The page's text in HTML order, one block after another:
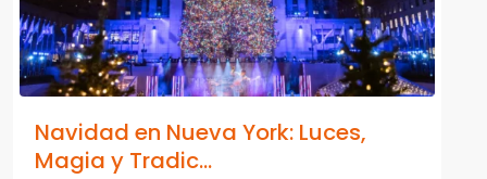
Navidad en Nueva York: Luces,
Magia y Tradic...